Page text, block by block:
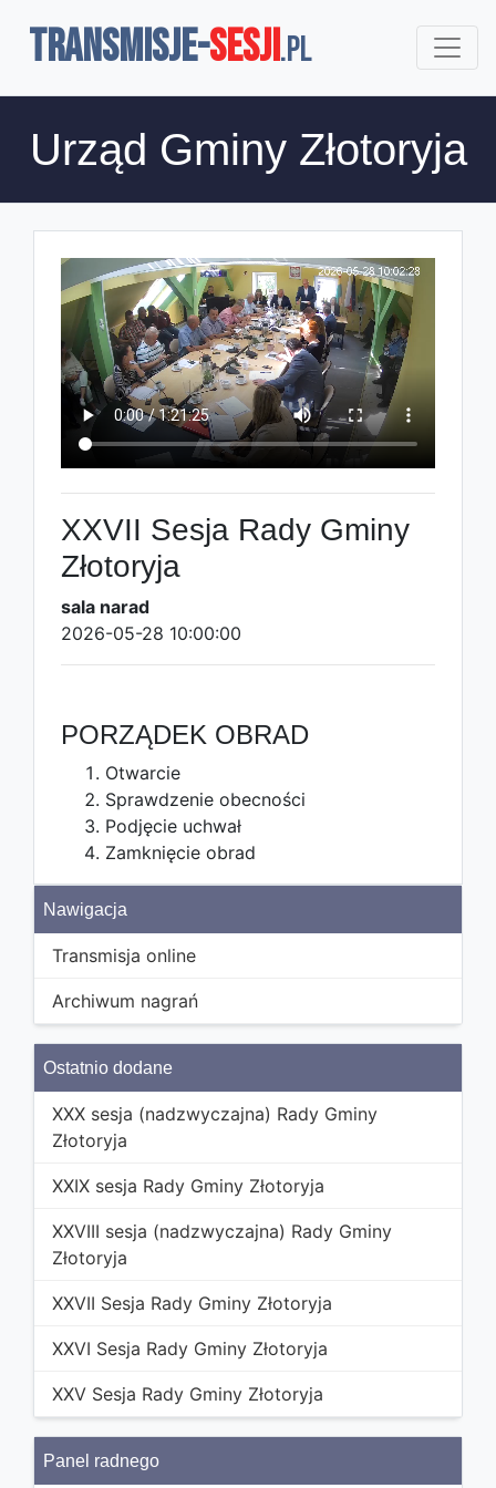
TRANSMISJE-SESJI.pl
Urząd Gminy Złotoryja
XXVII Sesja Rady Gminy
Złotoryja
sala narad
2026-05-28 10:00:00
PORZĄDEK OBRAD
Otwarcie
Sprawdzenie obecności
Podjęcie uchwał
Zamknięcie obrad
Nawigacja
Transmisja online
Archiwum nagrań
Ostatnio dodane
XXX sesja (nadzwyczajna) Rady Gminy
Złotoryja
XXIX sesja Rady Gminy Złotoryja
XXVIII sesja (nadzwyczajna) Rady Gminy
Złotoryja
XXVII Sesja Rady Gminy Złotoryja
XXVI Sesja Rady Gminy Złotoryja
XXV Sesja Rady Gminy Złotoryja
Panel radnego